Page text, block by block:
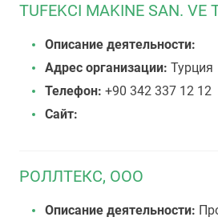
TUFEKCI MAKINE SAN. VE
Описание деятельности:
Адрес организации: Турция
Телефон: +90 342 337 12 12
Сайт:
РОЛЛТЕКС, ООО
Описание деятельности: